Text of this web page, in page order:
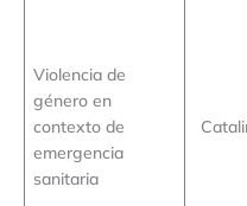
Violencia de
género en
contexto de
emergencia
sanitaria